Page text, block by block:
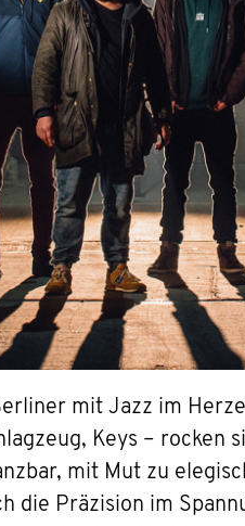
mit Jazz im
Keys –
mit Mut zu
die Präzision im